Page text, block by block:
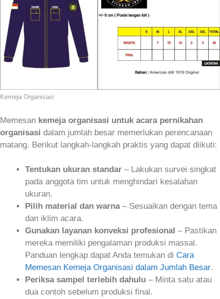
Kemeja Organisasi
Memesan kemeja organisasi untuk acara pernikahan
organisasi dalam jumlah besar memerlukan perencanaan
matang. Berikut langkah-langkah praktis yang dapat diikuti:
Tentukan ukuran standar – Lakukan survei singkat
pada anggota tim untuk menghindari kesalahan
ukuran.
Pilih material dan warna– Sesuaikan dengan tema
dan iklim acara.
Gunakan layanan konveksi profesional – Pastikan
mereka memiliki pengalaman produksi massal.
Panduan lengkap dapat Anda temukan di Cara
Memesan Kemeja Organisasi dalam Jumlah Besar.
Periksa sampel terlebih dahulu – Minta satu atau
dua contoh sebelum produksi final.